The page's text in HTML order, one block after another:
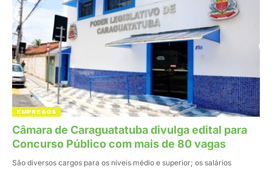
EMPREGOS
Câmara de Caraguatatuba divulga edital para
Concurso Público com mais de 80 vagas
São diversos cargos para os níveis médio e superior; os salários